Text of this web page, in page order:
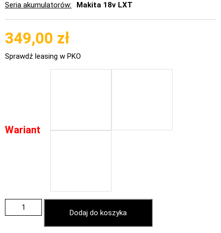
Seria akumulatorów
Makita 18v LXT
349,00 zł
Sprawdź leasing w PKO
Wariant
Dodaj do koszyka